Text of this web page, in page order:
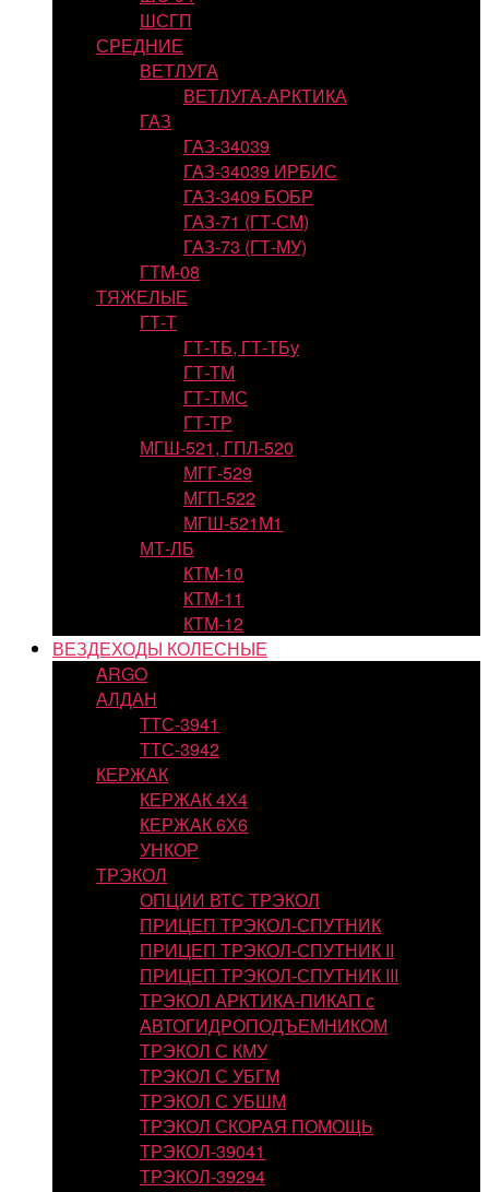
ШСГП
СРЕДНИЕ
ВЕТЛУГА
ВЕТЛУГА-АРКТИКА
ГАЗ
ГАЗ-34039
ГАЗ-34039 ИРБИС
ГАЗ-3409 БОБР
ГАЗ-71 (ГТ-СМ)
ГАЗ-73 (ГТ-МУ)
ГТМ-08
ТЯЖЕЛЫЕ
ГТ-Т
ГТ-ТБ, ГТ-ТБу
ГТ-ТМ
ГТ-ТМС
ГТ-ТР
МГШ-521, ГПЛ-520
МГГ-529
МГП-522
МГШ-521М1
МТ-ЛБ
КТМ-10
КТМ-11
КТМ-12
ВЕЗДЕХОДЫ КОЛЕСНЫЕ
ARGO
АЛДАН
ТТС-3941
ТТС-3942
КЕРЖАК
КЕРЖАК 4Х4
КЕРЖАК 6Х6
УНКОР
ТРЭКОЛ
ОПЦИИ ВТС ТРЭКОЛ
ПРИЦЕП ТРЭКОЛ-СПУТНИК
ПРИЦЕП ТРЭКОЛ-СПУТНИК II
ПРИЦЕП ТРЭКОЛ-СПУТНИК III
ТРЭКОЛ АРКТИКА-ПИКАП с
АВТОГИДРОПОДЪЕМНИКОМ
ТРЭКОЛ С КМУ
ТРЭКОЛ С УБГМ
ТРЭКОЛ С УБШМ
ТРЭКОЛ СКОРАЯ ПОМОЩЬ
ТРЭКОЛ-39041
ТРЭКОЛ-39294